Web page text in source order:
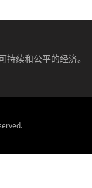
持续和公平的经济。